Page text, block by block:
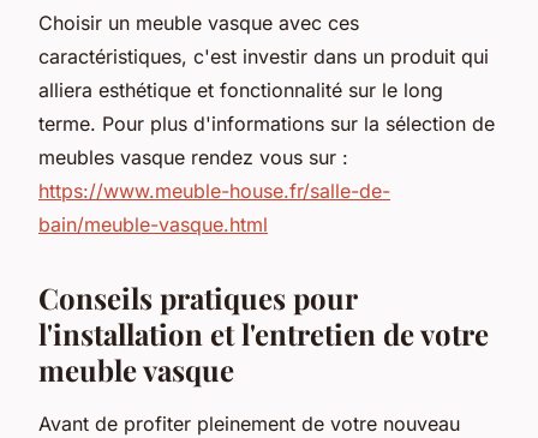
Choisir un meuble vasque avec ces
caractéristiques, c'est investir dans un produit qui
alliera esthétique et fonctionnalité sur le long
terme. Pour plus d'informations sur la sélection de
meubles vasque rendez vous sur :
https://www.meuble-house.fr/salle-de-
bain/meuble-vasque.html
Conseils pratiques pour
l'installation et l'entretien de votre
meuble vasque
Avant de profiter pleinement de votre nouveau